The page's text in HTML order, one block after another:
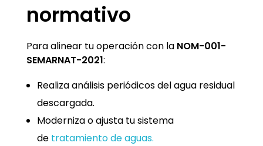
normativo
Para alinear tu operación con la NOM-001-
SEMARNAT-2021:
Realiza análisis periódicos del agua residual
descargada.
Moderniza o ajusta tu sistema
de tratamiento de aguas.